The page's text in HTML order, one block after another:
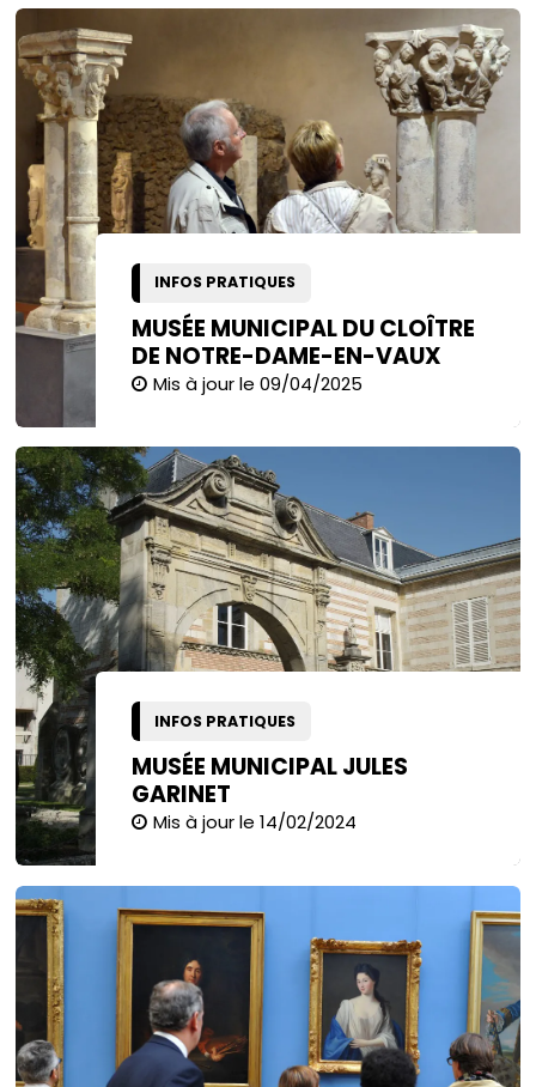
INFOS PRATIQUES
MUSÉE MUNICIPAL DU CLOÎTRE
DE NOTRE-DAME-EN-VAUX
Mis à jour le 09/04/2025
INFOS PRATIQUES
MUSÉE MUNICIPAL JULES
GARINET
Mis à jour le 14/02/2024